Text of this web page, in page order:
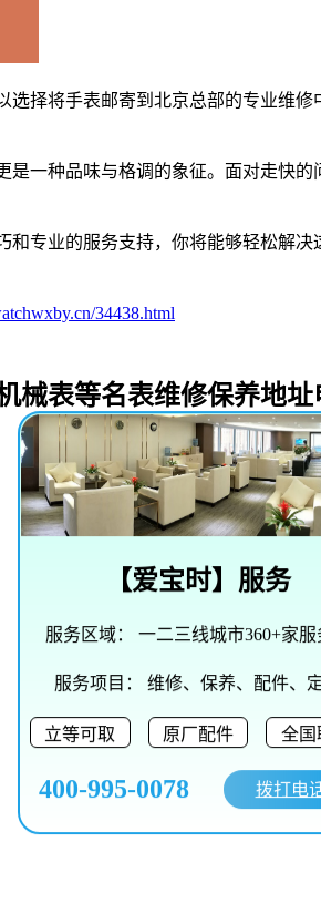
择将手表邮寄到北京总部的专业维
一种品味与格调的象征。面对走快
专业的服务支持，你将能够轻松解
34438.html
表等名表维修保养地址
【爱宝时】服务
服务区域： 一二三线城市360+家服
服务项目： 维修、保养、配件、
立等可取 原厂配件 全国
400-995-0078 拨打电